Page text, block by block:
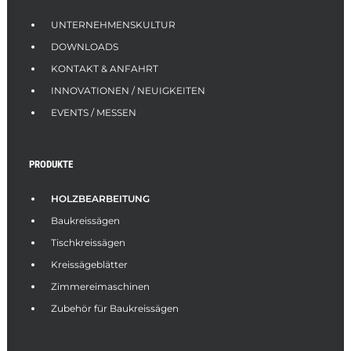
UNTERNEHMENSKULTUR
DOWNLOADS
KONTAKT & ANFAHRT
INNOVATIONEN / NEUIGKEITEN
EVENTS / MESSEN
PRODUKTE
HOLZBEARBEITUNG
Baukreissägen
Tischkreissägen
Kreissägeblätter
Zimmereimaschinen
Zubehör für Baukreissägen